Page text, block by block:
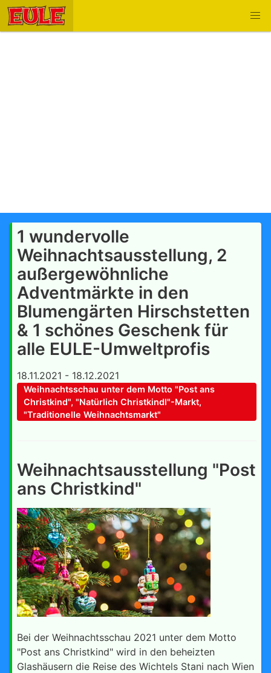
1 wundervolle
Weihnachtsausstellung, 2
außergewöhnliche
Adventmärkte in den
Blumengärten Hirschstetten
& 1 schönes Geschenk für
alle EULE-Umweltprofis
18.11.2021 - 18.12.2021
Weihnachtsschau unter dem Motto "Post ans
Christkind", "Natürlich Christkindl"-Markt,
"Traditionelle Weihnachtsmarkt"
Weihnachtsausstellung "Post
ans Christkind"
Bei der Weihnachtsschau 2021 unter dem Motto
"Post ans Christkind" wird in den beheizten
Glashäusern die Reise des Wichtels Stani nach Wien